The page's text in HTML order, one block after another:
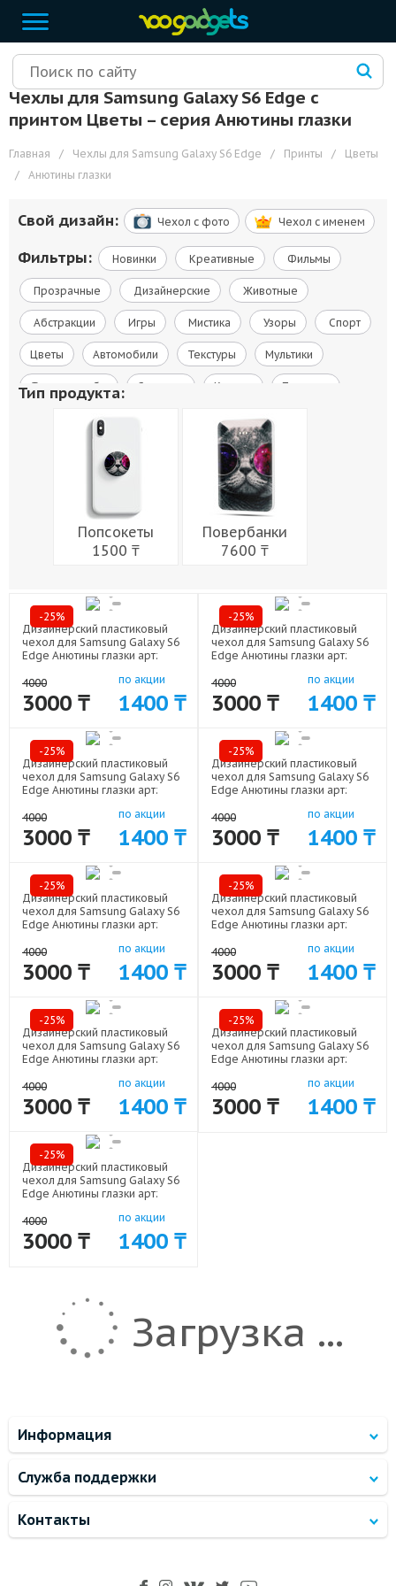
Чехлы для Samsung Galaxy S6 Edge с
принтом Цветы – cерия Анютины глазки
Главная / Чехлы для Samsung Galaxy S6 Edge / Принты /
Цветы
/
Анютины глазки
Свой дизайн: Чехол c фото Чехол c именем
Фильтры: Новинки Креативные Фильмы
Прозрачные Дизайнерские Животные
Абстракции Игры Мистика Узоры Спорт
Цветы Автомобили Текстуры Мультики
Флаги и гербы Сериалы Космос Природа
Мужчины
Еда Праздники
Тип продукта:
Попсокеты
1500 ₸
Повербанки
7600 ₸
-25%
Дизайнерский пластиковый
чехол для Samsung Galaxy S6
Edge Анютины глазки арт:
4000
3000 ₸
по акции
1400 ₸
-25%
Дизайнерский пластиковый
чехол для Samsung Galaxy S6
Edge Анютины глазки арт:
4000
3000 ₸
по акции
1400 ₸
-25%
Дизайнерский пластиковый
чехол для Samsung Galaxy S6
Edge Анютины глазки арт:
4000
3000 ₸
по акции
1400 ₸
-25%
Дизайнерский пластиковый
чехол для Samsung Galaxy S6
Edge Анютины глазки арт:
4000
3000 ₸
по акции
1400 ₸
-25%
Дизайнерский пластиковый
чехол для Samsung Galaxy S6
Edge Анютины глазки арт:
4000
3000 ₸
по акции
1400 ₸
-25%
Дизайнерский пластиковый
чехол для Samsung Galaxy S6
Edge Анютины глазки арт:
4000
3000 ₸
по акции
1400 ₸
-25%
Дизайнерский пластиковый
чехол для Samsung Galaxy S6
Edge Анютины глазки арт:
4000
3000 ₸
по акции
1400 ₸
-25%
Дизайнерский пластиковый
чехол для Samsung Galaxy S6
Edge Анютины глазки арт:
4000
3000 ₸
по акции
1400 ₸
-25%
Дизайнерский пластиковый
чехол для Samsung Galaxy S6
Edge Анютины глазки арт:
4000
3000 ₸
по акции
1400 ₸
Загрузка ...
Информация
Служба поддержки
Контакты